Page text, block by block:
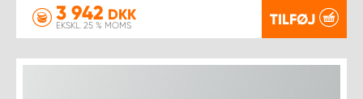
3 942 DKK
EKSKL. 25 % MOMS TILFØJ